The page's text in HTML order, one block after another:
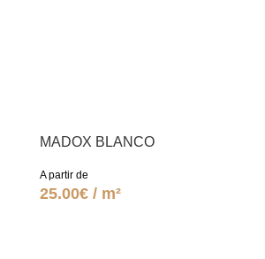
MADOX BLANCO
A partir de
25.00€ / m²